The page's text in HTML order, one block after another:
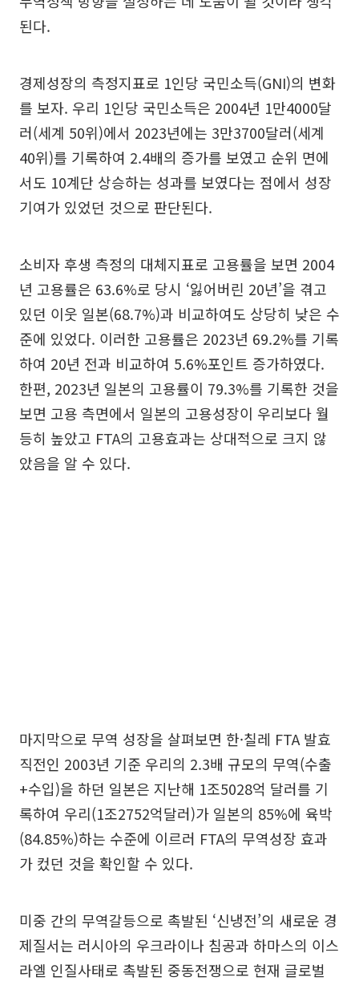
된다.
경제성장의 측정지표로 1인당 국민소득(GNI)의 변화
를 보자. 우리 1인당 국민소득은 2004년 1만4000달
러(세계 50위)에서 2023년에는 3만3700달러(세계
40위)를 기록하여 2.4배의 증가를 보였고 순위 면에
서도 10계단 상승하는 성과를 보였다는 점에서 성장
기여가 있었던 것으로 판단된다.
소비자 후생 측정의 대체지표로 고용률을 보면 2004
년 고용률은 63.6%로 당시 ‘잃어버린 20년’을 겪고
있던 이웃 일본(68.7%)과 비교하여도 상당히 낮은 수
준에 있었다. 이러한 고용률은 2023년 69.2%를 기록
하여 20년 전과 비교하여 5.6%포인트 증가하였다.
한편, 2023년 일본의 고용률이 79.3%를 기록한 것을
보면 고용 측면에서 일본의 고용성장이 우리보다 월
등히 높았고 FTA의 고용효과는 상대적으로 크지 않
았음을 알 수 있다.
마지막으로 무역 성장을 살펴보면 한·칠레 FTA 발효
직전인 2003년 기준 우리의 2.3배 규모의 무역(수출
+수입)을 하던 일본은 지난해 1조5028억 달러를 기
록하여 우리(1조2752억달러)가 일본의 85%에 육박
(84.85%)하는 수준에 이르러 FTA의 무역성장 효과
가 컸던 것을 확인할 수 있다.
미중 간의 무역갈등으로 촉발된 ‘신냉전’의 새로운 경
제질서는 러시아의 우크라이나 침공과 하마스의 이스
라엘 인질사태로 촉발된 중동전쟁으로 현재 글로벌